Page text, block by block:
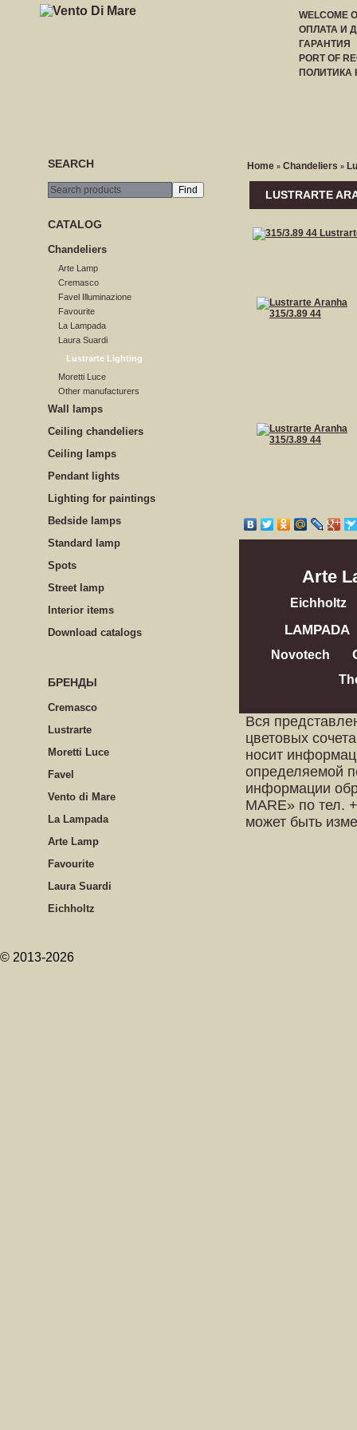
WELCOME
ОПЛАТА И
ГАРАНТИЯ
PORT OF
SEARCH
CATALOG
Сhandeliers
Arte Lamp
Cremasco
Favel Illuminazione
Favourite
La Lampada
Laura Suardi
Lustrarte Lighting
Moretti Luce
Other manufacturers
Wall lamps
Сeiling сhandeliers
Ceiling lamps
Pendant lights
Lighting for paintings
Bedside lamps
Standard lamp
Spots
Street lamp
Interior items
Download catalogs
БРЕНДЫ
Cremasco
Lustrarte
Moretti Luce
Favel
Vento di Mare
La Lampada
Arte Lamp
Favourite
Laura Suardi
Eichholtz
Home » Сhandeliers »
LUSTRARTE
Arte
Eichholtz
LAMPADA
Novotech
Вся
цветовых
носит
определяемой
информации
MARE» по тел.
может быть
© 2013-2026